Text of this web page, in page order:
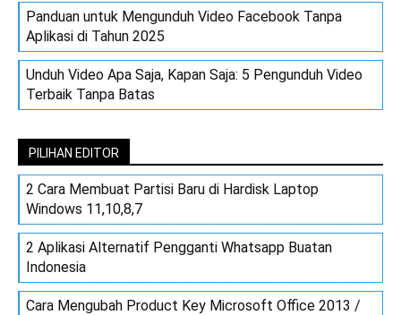
Panduan untuk Mengunduh Video Facebook Tanpa
Aplikasi di Tahun 2025
Unduh Video Apa Saja, Kapan Saja: 5 Pengunduh Video
Terbaik Tanpa Batas
PILIHAN EDITOR
2 Cara Membuat Partisi Baru di Hardisk Laptop
Windows 11,10,8,7
2 Aplikasi Alternatif Pengganti Whatsapp Buatan
Indonesia
Cara Mengubah Product Key Microsoft Office 2013 /